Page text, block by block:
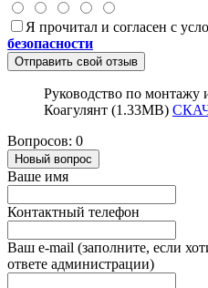
Я прочитал и согласен с
безопасности
Отправить свой отзыв
Руководство по монтажу
Коагулянт (1.33MB)
Вопросов: 0
Новый вопрос
Ваше имя
Контактный телефон
Ваш e-mail (заполните, если
ответе администрации)